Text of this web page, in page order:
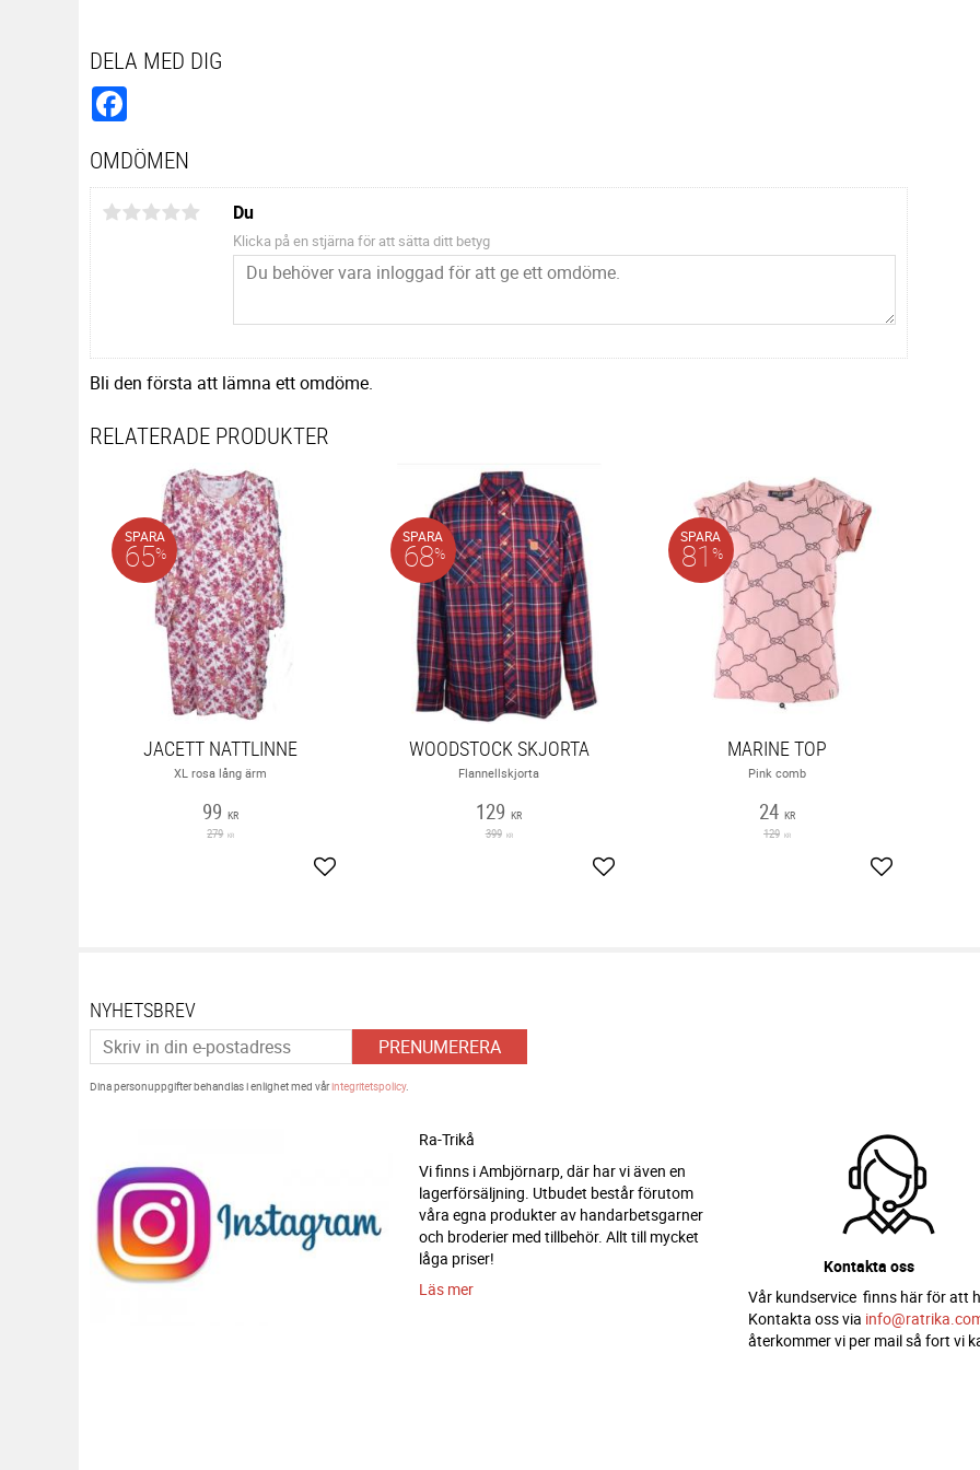
DELA MED DIG
OMDÖMEN
Du
Klicka på en stjärna för att sätta ditt betyg
Bli den första att lämna ett omdöme.
RELATERADE PRODUKTER
JACETT NATTLINNE
XL rosa lång ärm
99 KR
279 KR
SPARA
65%
Lägg till i favoriter
WOODSTOCK SKJORTA
Flannellskjorta
129 KR
399 KR
SPARA
68%
Lägg till i favoriter
MARINE TOP
Pink comb
24 KR
129 KR
SPARA
81 %
Lägg till i
NYHETSBREV
PRENUMERERA
Dina personuppgifter behandlas i enlighet med vårintegritetspolicy.
Ra-Trikå
Vi finns i Ambjörnarp, där har vi även en
lagerförsäljning. Utbudet består förutom
våra egna produkter av handarbetsgarner
och broderier med tillbehör. Allt till mycket
låga priser!
Läs mer
Kontakta oss
Vår kundservice finns här för att
Kontakta oss via
återkommer vi per mail så fort vi